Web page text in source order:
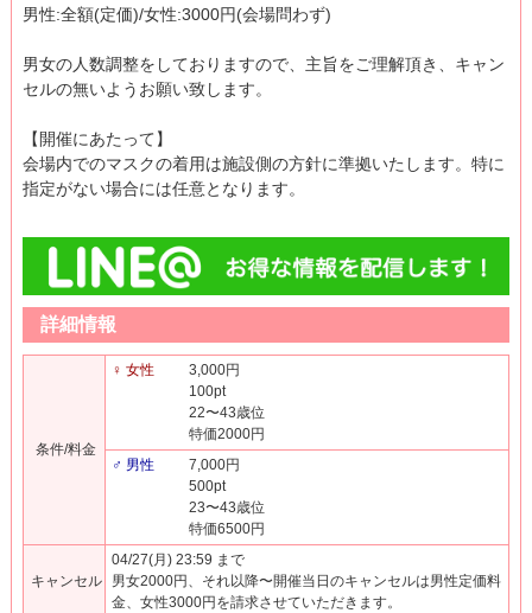
男性:全額(定価)/女性:3000円(会場問わず)
男女の人数調整をしておりますので、主旨をご理解頂き、キャン
セルの無いようお願い致します。
【開催にあたって】
会場内でのマスクの着用は施設側の方針に準拠いたします。特に
指定がない場合には任意となります。
詳細情報
条件/料金
♀ 女性
3,000円
100pt
22〜43歳位
特価2000円
♂ 男性
7,000円
500pt
23〜43歳位
特価6500円
キャンセル
04/27(月) 23:59 まで
男女2000円、それ以降〜開催当日のキャンセルは男性定価料
金、女性3000円を請求させていただきます。